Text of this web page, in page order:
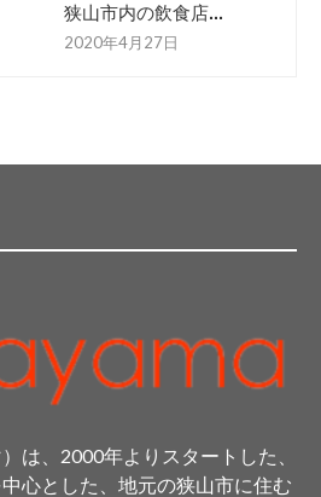
狭山市内の飲食店...
2020年4月27日
は、2000年よりスタートした、
心とした、地元の狭山市に住む